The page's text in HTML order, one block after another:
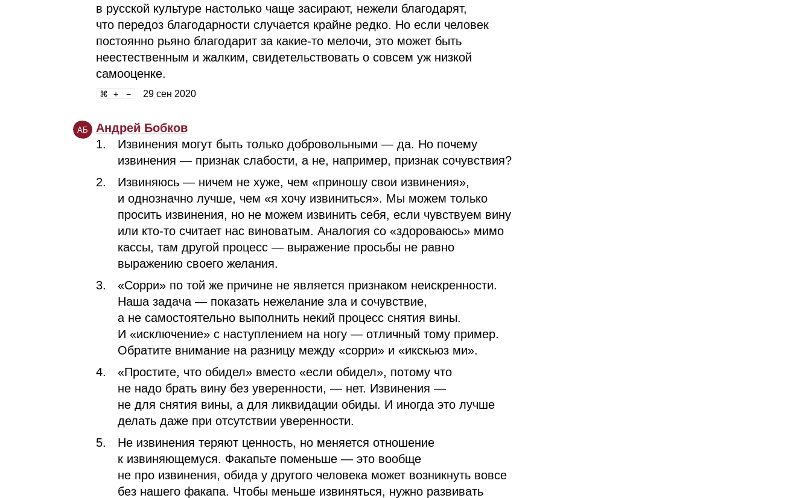
в русской культуре настолько чаще засирают, нежели благодарят,
что передоз благодарности случается крайне редко. Но если человек
постоянно рьяно благодарит за какие‑то мелочи, это может быть
неестественным и жалким, свидетельствовать о совсем уж низкой
самооценке.
29 сен 2020
АБ
Андрей Бобков
Извинения могут быть только добровольными — да. Но почему
извинения — признак слабости, а не, например, признак сочувствия?
Извиняюсь — ничем не хуже, чем «приношу свои извинения»,
и однозначно лучше, чем «я хочу извиниться». Мы можем только
просить извинения, но не можем извинить себя, если чувствуем вину
или кто‑то считает нас виноватым. Аналогия со «здороваюсь» мимо
кассы, там другой процесс — выражение просьбы не равно
выражению своего желания.
«Сорри» по той же причине не является признаком неискренности.
Наша задача — показать нежелание зла и сочувствие,
а не самостоятельно выполнить некий процесс снятия вины.
И «исключение» с наступлением на ногу — отличный тому пример.
Обратите внимание на разницу между «сорри» и «икскьюз ми».
«Простите, что обидел» вместо «если обидел», потому что
не надо брать вину без уверенности, — нет. Извинения —
не для снятия вины, а для ликвидации обиды. И иногда это лучше
делать даже при отсутствии уверенности.
Не извинения теряют ценность, но меняется отношение
к извиняющемуся. Факапьте поменьше — это вообще
не про извинения, обида у другого человека может возникнуть вовсе
без нашего факапа. Чтобы меньше извиняться, нужно развивать